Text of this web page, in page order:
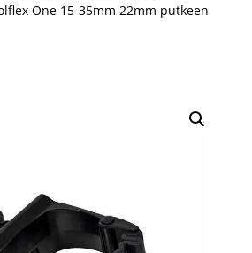
One 15-35mm 22mm putkeen